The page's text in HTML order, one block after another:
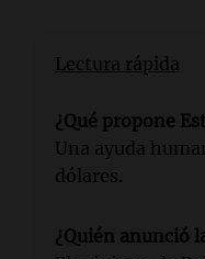
Lectura rápida
¿Qué propone
Una ayuda
dólares.
¿Quién anunció